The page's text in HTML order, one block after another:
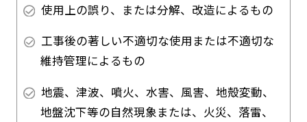
使用上の誤り、または分解、改造によるもの
工事後の著しい不適切な使用または不適切な
維持管理によるもの
地震、津波、噴火、水害、風害、地殻変動、
地盤沈下等の自然現象または、火災、落雷、